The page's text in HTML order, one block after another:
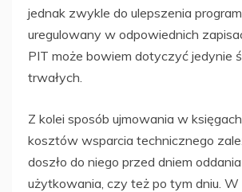
jednak zwykle do ulepszenia
uregulowany w odpowiednich
PIT może bowiem dotyczyć jedynie
trwałych.
Z kolei sposób ujmowania w
kosztów wsparcia technicznego
doszło do niego przed dniem
użytkowania, czy też po tym dniu.